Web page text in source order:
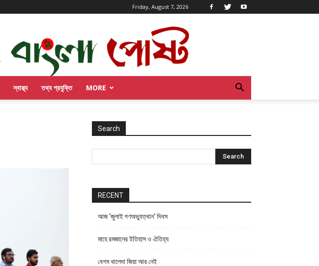
Friday, August 7, 2026
স্বাস্থ্য তথ্য প্রযুক্তি MORE
Search
RECENT
আজ ‘জুলাই গণঅভ্যুত্থান’ দিবস
মাহে রমজানের ইতিহাস ও ঐতিহ্য
বেগম খালেদা জিয়া আর নেই